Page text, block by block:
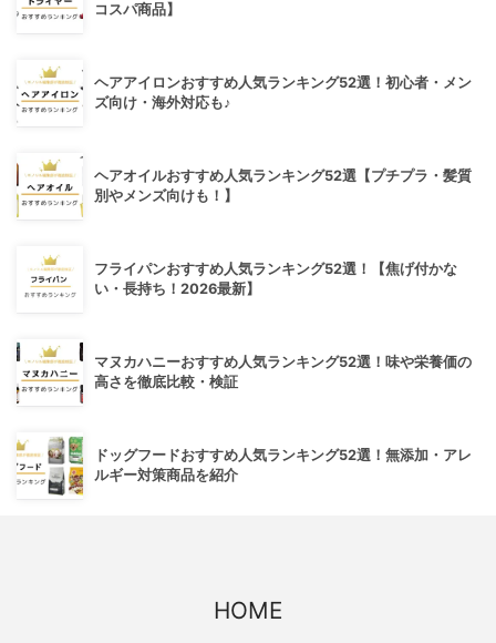
コスパ商品】
ヘアアイロンおすすめ人気ランキング52選！初心者・メン
ズ向け・海外対応も♪
ヘアオイルおすすめ人気ランキング52選【プチプラ・髪質
別やメンズ向けも！】
フライパンおすすめ人気ランキング52選！【焦げ付かな
い・長持ち！2026最新】
マヌカハニーおすすめ人気ランキング52選！味や栄養価の
高さを徹底比較・検証
ドッグフードおすすめ人気ランキング52選！無添加・アレ
ルギー対策商品を紹介
HOME